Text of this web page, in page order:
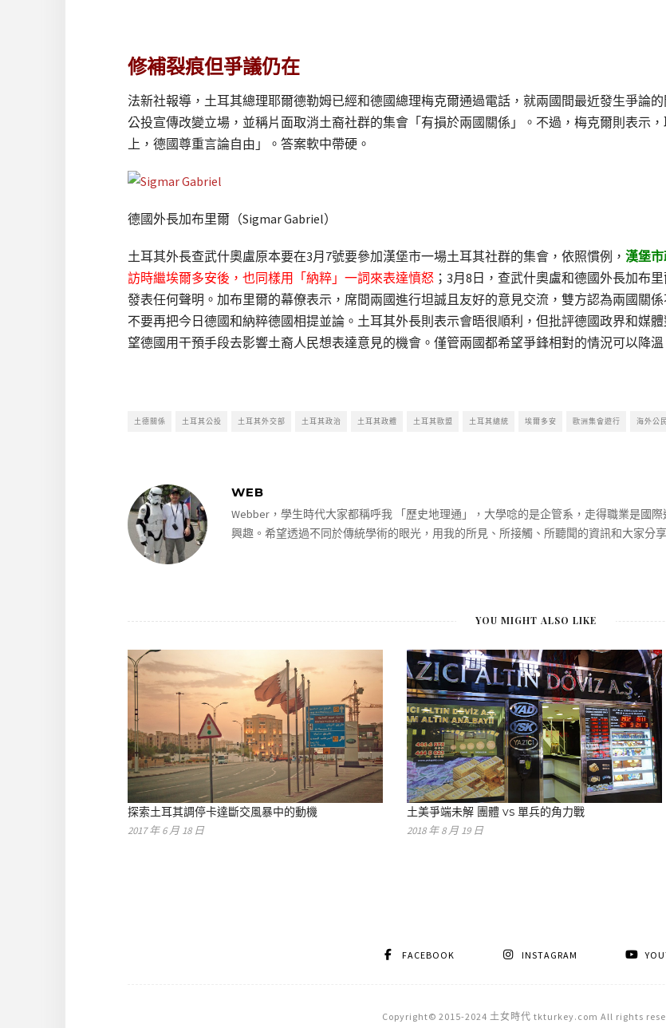
修補裂痕但爭議仍在
法新社報導，土耳其總理耶爾德勒姆已經和德國總理梅克爾通過電話，就兩國間最近發生爭論
公投宣傳改變立場，並稱片面取消土裔社群的集會「有損於兩國關係」。不過，梅克爾則表示
上，德國尊重言論自由」。答案軟中帶硬。
德國外長加布里爾（Sigmar Gabriel）
土耳其外長查武什奧盧原本要在3月7號要參加漢堡市一場土耳其社群的集會，依照慣例， 漢堡
訪時繼埃爾多安後，也同樣用「納粹」一詞來表達憤怒 ；3月8日，查武什奧盧和德國外長加布
發表任何聲明。加布里爾的幕僚表示，席間兩國進行坦誠且友好的意見交流，雙方認為兩國關
不要再把今日德國和納粹德國相提並論。土耳其外長則表示會晤很順利，但批評德國政界和媒
望德國用干預手段去影響土裔人民想表達意見的機會。僅管兩國都希望爭鋒相對的情況可以降
土德關係 土耳其公投 土耳其外交部 土耳其政治 土耳其政體 土耳其歐盟 土耳其總統 埃爾多安 歐洲集會遊行 海外公民
WEB
Webber，學生時代大家都稱呼我 「歷史地理通」，大學唸的是企管系，走得職業是國
興趣。希望透過不同於傳統學術的眼光，用我的所見、所接觸、所聽聞的資訊和大家分
YOU MIGHT ALSO LIKE
探索土耳其調停卡達斷交風暴中的動機
2017 年 6 月 18 日
土美爭端未解 團體 vs 單兵的角力戰
2018 年 8 月 19 日
FACEBOOK INSTAGRAM
Copyright© 2015-2024 土女時代 tkturkey.com All rights